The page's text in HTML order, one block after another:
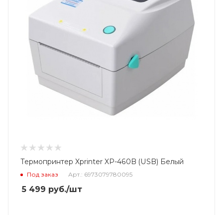
Термопринтер Xprinter XP-460B (USB) Белый
Под заказ Арт.: 6973079780095
5 499 руб./шт